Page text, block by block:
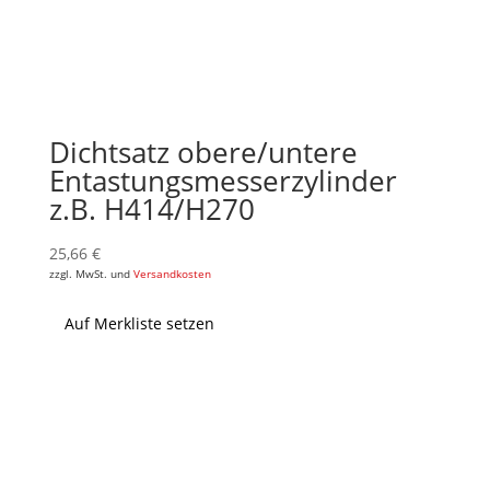
Dichtsatz obere/untere
Entastungsmesserzylinder
z.B. H414/H270
25,66 €
zzgl. MwSt. und Versandkosten
Auf Merkliste setzen